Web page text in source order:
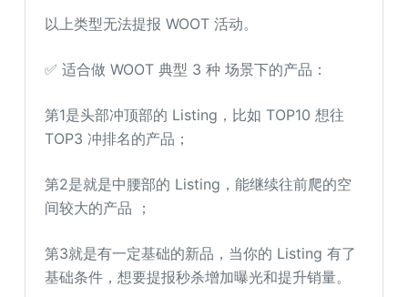
以上类型无法提报 WOOT 活动。
✅ 适合做 WOOT 典型 3 种 场景下的产品：
第1是头部冲顶部的 Listing，比如 TOP10 想往
TOP3 冲排名的产品；
第2是就是中腰部的 Listing，能继续往前爬的空
间较大的产品 ；
第3就是有一定基础的新品，当你的 Listing 有了
基础条件，想要提报秒杀增加曝光和提升销量。